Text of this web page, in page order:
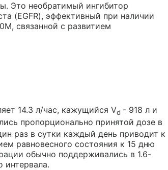
Это необратимый ингибитор
(EGFR), эффективный при наличии
связанной с развитием
14.3 л/час, кажущийся Vd - 918 л и
пропорционально принятой дозе в
раз в сутки каждый день приводит к
равновесного состояния к 15 дню
обычно поддерживались в 1.6-
интервала.